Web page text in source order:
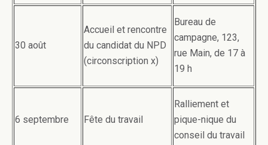
30 août
Accueil et rencontre
du candidat du NPD
(circonscription x)
Bureau de
campagne, 123,
rue Main, de 17 à
19 h
6 septembre Fête du travail
Ralliement et
pique-nique du
conseil du travail